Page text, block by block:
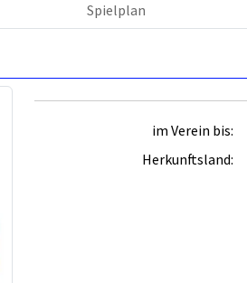
Spielplan
im Verein bis:
Herkunftsland: